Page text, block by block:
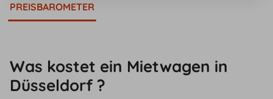
PREISBAROMETER
Was kostet ein Mietwagen in
Düsseldorf ?